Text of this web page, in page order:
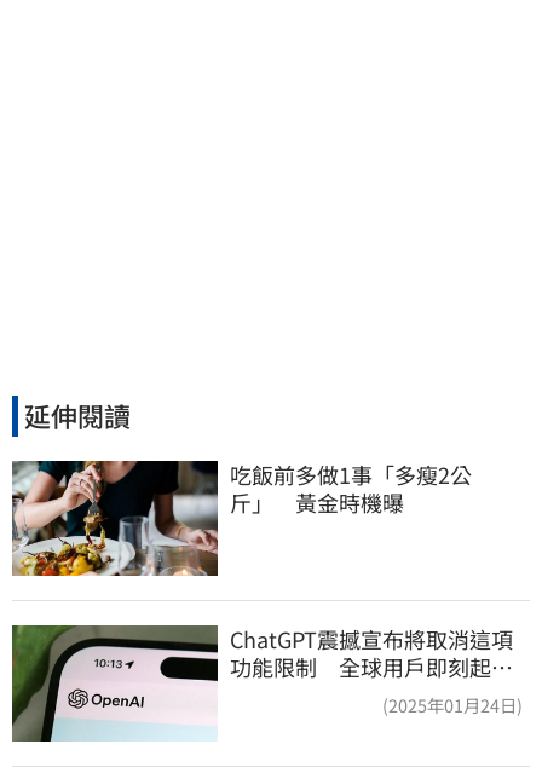
延伸閱讀
吃飯前多做1事「多瘦2公
斤」　黃金時機曝
ChatGPT震撼宣布將取消這項
功能限制 全球用戶即刻起
(2025年01月24日)